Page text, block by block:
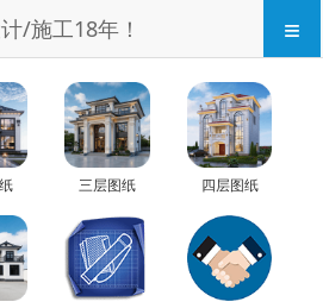
/施工18年！ ≡
三层图纸 四层图纸